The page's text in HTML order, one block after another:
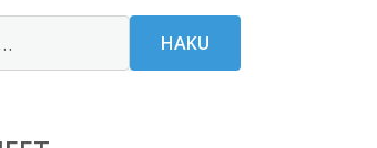
HAKU